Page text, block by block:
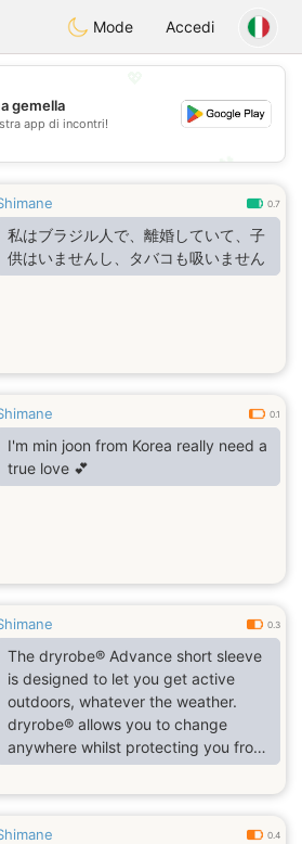
日本Chat
Mode Accedi
💕
gemella
app di incontri!
0.7
私はブラジル人で、離婚していて、子
供はいませんし、タバコも吸いません
0.1
I'm min joon from Korea really need a
true love 💕
0.3
The dryrobe® Advance short sleeve
is designed to let you get active
outdoors, whatever the weather.
dryrobe® allows you to change
anywhere whilst protecting you from
the elements and keeping you warm
in any climate.
0.4